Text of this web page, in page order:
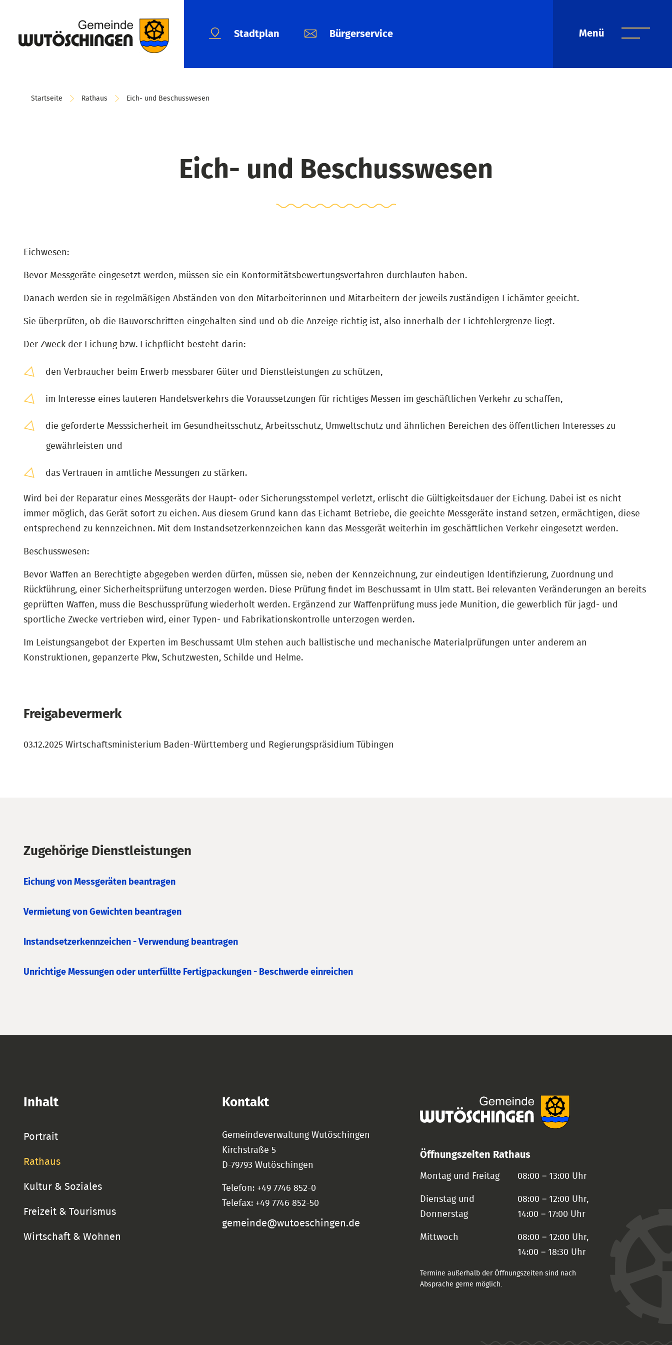
Stadtplan Bürgerservice Menü
Startseite Rathaus Eich- und Beschusswesen
Eich- und Beschusswesen
Eichwesen:
Bevor Messgeräte eingesetzt werden, müssen sie ein Konformitätsbewertungsverfahren durchlaufen haben.
Danach werden sie in regelmäßigen Abständen von den Mitarbeiterinnen und Mitarbeitern der jeweils zuständigen Eichämter geeicht.
Sie überprüfen, ob die Bauvorschriften eingehalten sind und ob die Anzeige richtig ist, also innerhalb der Eichfehlergrenze liegt.
Der Zweck der Eichung bzw. Eichpflicht besteht darin:
den Verbraucher beim Erwerb messbarer Güter und Dienstleistungen zu schützen,
im Interesse eines lauteren Handelsverkehrs die Voraussetzungen für richtiges Messen im geschäftlichen Verkehr zu schaffen,
die geforderte Messsicherheit im Gesundheitsschutz, Arbeitsschutz, Umweltschutz und ähnlichen Bereichen des öffentlichen Interesses zu
gewährleisten und
das Vertrauen in amtliche Messungen zu stärken.
Wird bei der Reparatur eines Messgeräts der Haupt- oder Sicherungsstempel verletzt, erlischt die Gültigkeitsdauer der Eichung. Dabei ist es nicht
immer möglich, das Gerät sofort zu eichen. Aus diesem Grund kann das Eichamt Betriebe, die geeichte Messgeräte instand setzen, ermächtigen, diese
entsprechend zu kennzeichnen. Mit dem Instandsetzerkennzeichen kann das Messgerät weiterhin im geschäftlichen Verkehr eingesetzt werden.
Beschusswesen:
Bevor Waffen an Berechtigte abgegeben werden dürfen, müssen sie, neben der Kennzeichnung, zur eindeutigen Identifizierung, Zuordnung und
Rückführung, einer Sicherheitsprüfung unterzogen werden. Diese Prüfung findet im Beschussamt in Ulm statt. Bei relevanten Veränderungen an bereits
geprüften Waffen, muss die Beschussprüfung wiederholt werden. Ergänzend zur Waffenprüfung muss jede Munition, die gewerblich für jagd- und
sportliche Zwecke vertrieben wird, einer Typen- und Fabrikationskontrolle unterzogen werden.
Im Leistungsangebot der Experten im Beschussamt Ulm stehen auch ballistische und mechanische Materialprüfungen unter anderem an
Konstruktionen, gepanzerte Pkw, Schutzwesten, Schilde und Helme.
Freigabevermerk
03.12.2025 Wirtschaftsministerium Baden-Württemberg und Regierungspräsidium Tübingen
Zugehörige Dienstleistungen
Eichung von Messgeräten beantragen
Vermietung von Gewichten beantragen
Instandsetzerkennzeichen - Verwendung beantragen
Unrichtige Messungen oder unterfüllte Fertigpackungen - Beschwerde einreichen
Inhalt
Portrait
Rathaus
Kultur & Soziales
Freizeit & Tourismus
Wirtschaft & Wohnen
Kontakt
Gemeindeverwaltung Wutöschingen
Kirchstraße 5
D-79793 Wutöschingen
Telefon: +49 7746 852-0
Telefax: +49 7746 852-50
gemeinde@wutoeschingen.de
Öffnungszeiten Rathaus
Montag und Freitag 08:00 – 13:00 Uhr
Dienstag und
Donnerstag
08:00 – 12:00 Uhr,
14:00 – 17:00 Uhr
Mittwoch
08:00 – 12:00 Uhr,
14:00 – 18:30 Uhr
Termine außerhalb der Öffnungszeiten sind nach
Absprache gerne möglich.